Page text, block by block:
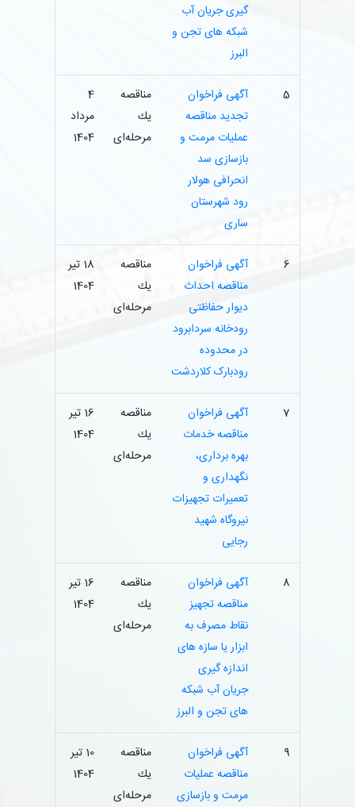
گیری جریان آب
شبکه های تجن و
البرز
آگهی فراخوان
تجدید مناقصه
عملیات مرمت و
بازسازی سد
انحرافی هولار
رود شهرستان
ساری
مناقصه
یك
مرحله‌ای
مرداد
1404
آگهی فراخوان
مناقصه احداث
دیوار حفاظتی
رودخانه سردابرود
در محدوده
رودبارک کلاردشت
مناقصه
یك
مرحله‌ای
18 تیر
1404
آگهی فراخوان
مناقصه خدمات
بهره ‏برداری،
نگهداری و
تعمیرات تجهیزات
نیروگاه شهید
رجایی
مناقصه
یك
مرحله‌ای
16 تیر
1404
آگهی فراخوان
مناقصه تجهیز
نقاط مصرف به
ابزار یا سازه های
اندازه گیری
جریان آب شبکه
های تجن و البرز
مناقصه
یك
مرحله‌ای
16 تیر
1404
آگهی فراخوان
مناقصه عملیات
مرمت و بازسازی
مناقصه
یك
مرحله‌ای
10 تیر
1404